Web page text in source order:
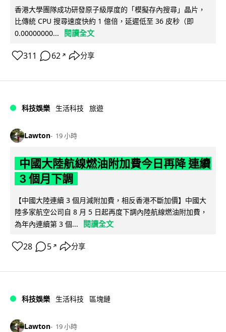
香港大學團隊成功研發原子級厚度的「模擬存內搜尋」晶片，
比傳統 CPU 搜尋速度快約 1 億倍，延遲低至 36 皮秒（即
0.00000000...
閱讀全文
311 62 ↗ 分享
科技娛樂 生活科技 旅遊
Lawton 19 小時
中國大陸航線燃油附加費今日再降 連續
3 個月下調
【中國大陸連續 3 個月減附加費，相反香港不斷加價】中國大
陸多家航空公司自 8 月 5 日起再度下調內陸航線燃油附加費，
為年內連續第 3 個...
閱讀全文
28 5 ↗ 分享
科技娛樂 生活科技 區塊鏈
Lawton 19 小時